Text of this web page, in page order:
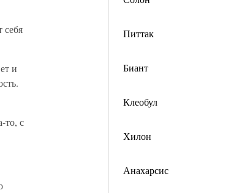
Питтак
Биант
Клеобул
Хилон
Анахарсис
себя
и
то, с